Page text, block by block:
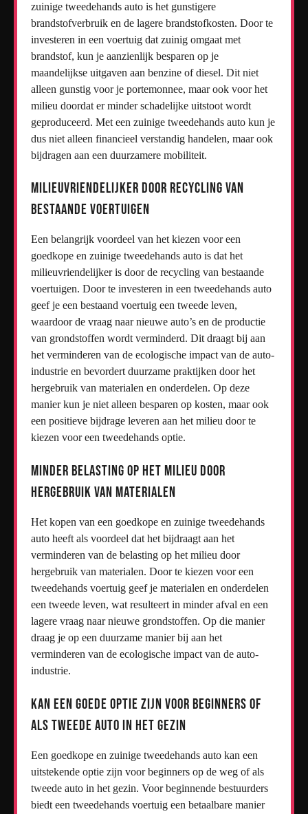
zuinige tweedehands auto is het gunstigere
brandstofverbruik en de lagere brandstofkosten. Door te
investeren in een voertuig dat zuinig omgaat met
brandstof, kun je aanzienlijk besparen op je
maandelijkse uitgaven aan benzine of diesel. Dit niet
alleen gunstig voor je portemonnee, maar ook voor het
milieu doordat er minder schadelijke uitstoot wordt
geproduceerd. Met een zuinige tweedehands auto kun je
dus niet alleen financieel verstandig handelen, maar ook
bijdragen aan een duurzamere mobiliteit.
Milieuvriendelijker door recycling van
bestaande voertuigen
Een belangrijk voordeel van het kiezen voor een
goedkope en zuinige tweedehands auto is dat het
milieuvriendelijker is door de recycling van bestaande
voertuigen. Door te investeren in een tweedehands auto
geef je een bestaand voertuig een tweede leven,
waardoor de vraag naar nieuwe auto’s en de productie
van grondstoffen wordt verminderd. Dit draagt bij aan
het verminderen van de ecologische impact van de auto-
industrie en bevordert duurzame praktijken door het
hergebruik van materialen en onderdelen. Op deze
manier kun je niet alleen besparen op kosten, maar ook
een positieve bijdrage leveren aan het milieu door te
kiezen voor een tweedehands optie.
Minder belasting op het milieu door
hergebruik van materialen
Het kopen van een goedkope en zuinige tweedehands
auto heeft als voordeel dat het bijdraagt aan het
verminderen van de belasting op het milieu door
hergebruik van materialen. Door te kiezen voor een
tweedehands voertuig geef je materialen en onderdelen
een tweede leven, wat resulteert in minder afval en een
lagere vraag naar nieuwe grondstoffen. Op die manier
draag je op een duurzame manier bij aan het
verminderen van de ecologische impact van de auto-
industrie.
Kan een goede optie zijn voor beginners of
als tweede auto in het gezin
Een goedkope en zuinige tweedehands auto kan een
uitstekende optie zijn voor beginners op de weg of als
tweede auto in het gezin. Voor beginnende bestuurders
biedt een tweedehands voertuig een betaalbare manier